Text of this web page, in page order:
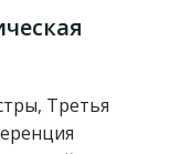
Третья